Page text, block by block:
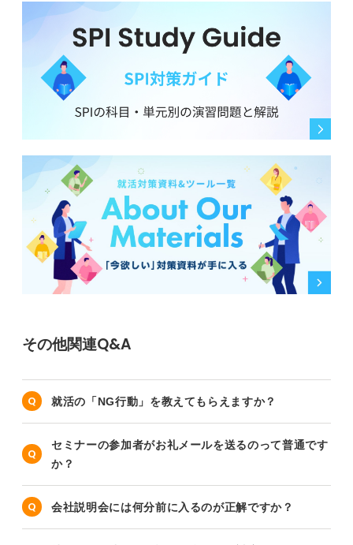
その他関連Q&A
就活の「NG行動」を教えてもらえますか？
セミナーの参加者がお礼メールを送るのって普通です
か？
会社説明会には何分前に入るのが正解ですか？